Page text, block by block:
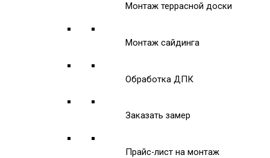
Монтаж террасной доски
Монтаж сайдинга
Обработка ДПК
Заказать замер
Прайс-лист на монтаж